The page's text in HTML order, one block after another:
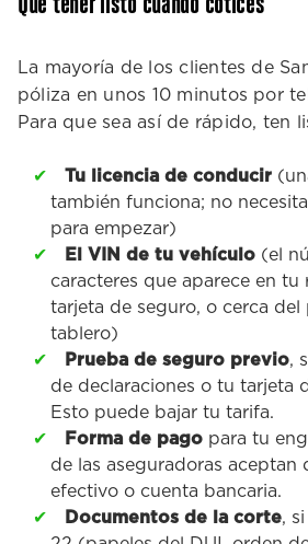
La mayoría de los clientes de
póliza en unos 10 minutos por
Para que sea así de rápido, ten
Tu licencia de conducir
también funciona; no
para empezar)
El VIN de tu vehículo (el
caracteres que aparece en tu
tarjeta de seguro, o cerca del
tablero)
Prueba de seguro previo,
de declaraciones o tu tarjeta
Esto puede bajar tu tarifa.
Forma de pago para tu
de las aseguradoras aceptan
efectivo o cuenta bancaria.
Documentos de la corte,